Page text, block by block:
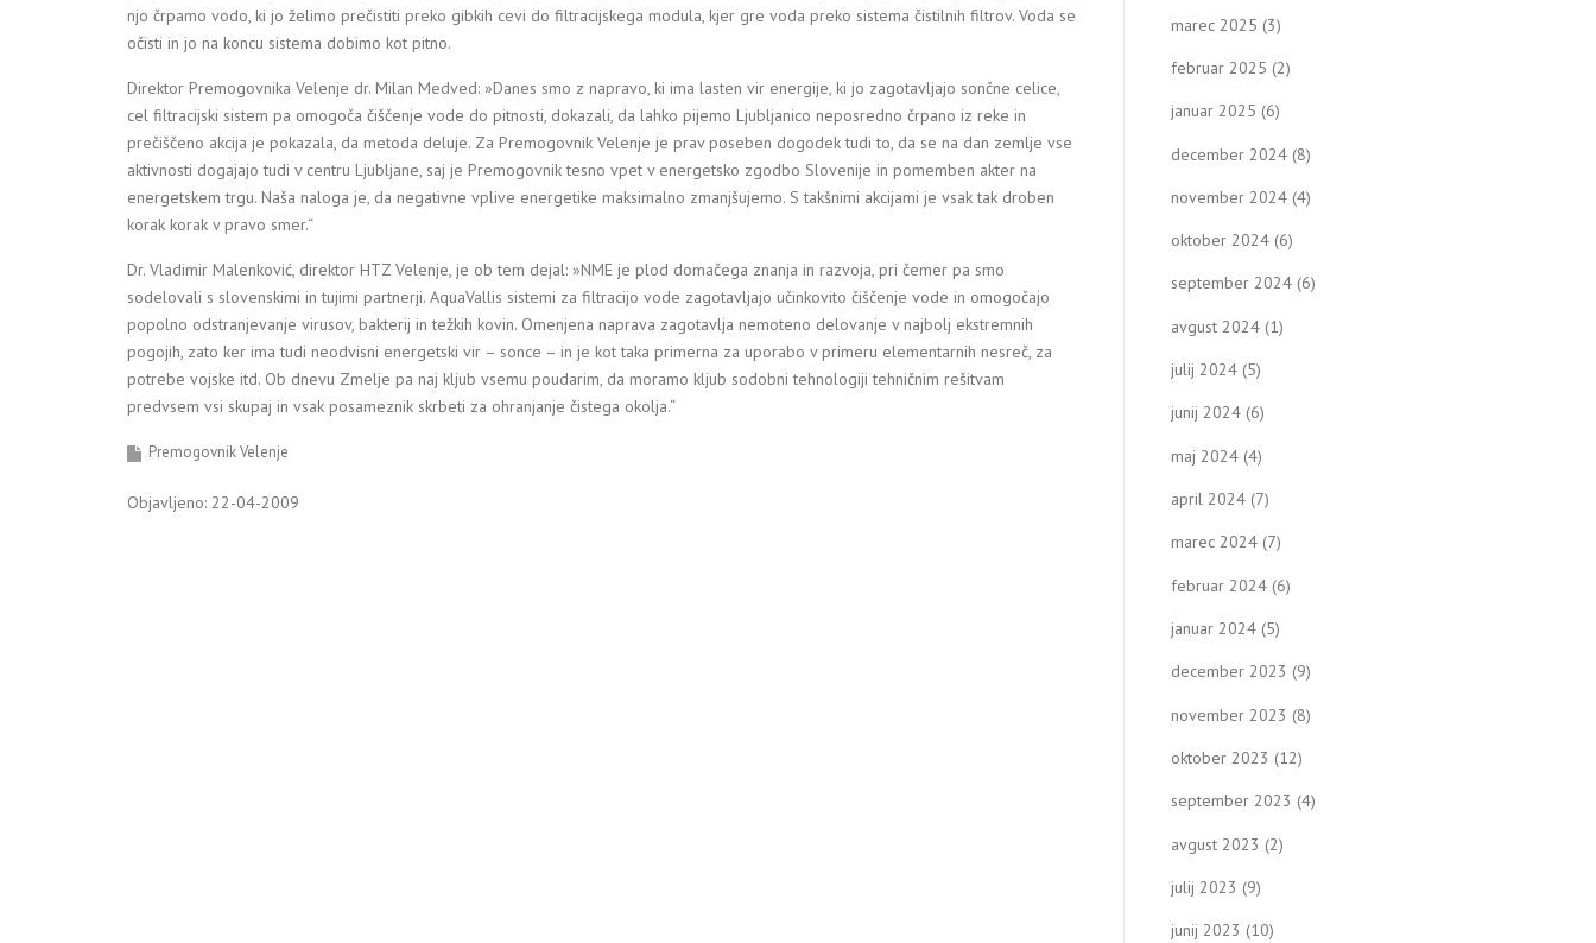
njo črpamo vodo, ki jo želimo prečistiti preko gibkih cevi do filtracijskega modula, kjer gre voda preko sistema čistilnih filtrov. Voda se
očisti in jo na koncu sistema dobimo kot pitno.
Direktor Premogovnika Velenje dr. Milan Medved: »Danes smo z napravo, ki ima lasten vir energije, ki jo zagotavljajo sončne celice,
cel filtracijski sistem pa omogoča čiščenje vode do pitnosti, dokazali, da lahko pijemo Ljubljanico neposredno črpano iz reke in
prečiščeno akcija je pokazala, da metoda deluje. Za Premogovnik Velenje je prav poseben dogodek tudi to, da se na dan zemlje vse
aktivnosti dogajajo tudi v centru Ljubljane, saj je Premogovnik tesno vpet v energetsko zgodbo Slovenije in pomemben akter na
energetskem trgu. Naša naloga je, da negativne vplive energetike maksimalno zmanjšujemo. S takšnimi akcijami je vsak tak droben
korak korak v pravo smer.“
Dr. Vladimir Malenković, direktor HTZ Velenje, je ob tem dejal: »NME je plod domačega znanja in razvoja, pri čemer pa smo
sodelovali s slovenskimi in tujimi partnerji. AquaVallis sistemi za filtracijo vode zagotavljajo učinkovito čiščenje vode in omogočajo
popolno odstranjevanje virusov, bakterij in težkih kovin. Omenjena naprava zagotavlja nemoteno delovanje v najbolj ekstremnih
pogojih, zato ker ima tudi neodvisni energetski vir – sonce – in je kot taka primerna za uporabo v primeru elementarnih nesreč, za
potrebe vojske itd. Ob dnevu Zmelje pa naj kljub vsemu poudarim, da moramo kljub sodobni tehnologiji tehničnim rešitvam
predvsem vsi skupaj in vsak posameznik skrbeti za ohranjanje čistega okolja.“
Premogovnik Velenje
Objavljeno: 22-04-2009
marec 2025 (3)
februar 2025 (2)
januar 2025 (6)
december 2024 (8)
november 2024 (4)
oktober 2024 (6)
september 2024 (6)
avgust 2024 (1)
julij 2024 (5)
junij 2024 (6)
maj 2024 (4)
april 2024 (7)
marec 2024 (7)
februar 2024 (6)
januar 2024 (5)
december 2023 (9)
november 2023 (8)
oktober 2023 (12)
september 2023 (4)
avgust 2023 (2)
julij 2023 (9)
junij 2023 (10)